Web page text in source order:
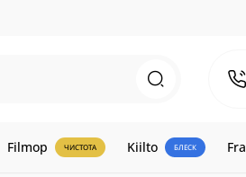
Filmop ЧИСТОТА Kiilto БЛЕСК